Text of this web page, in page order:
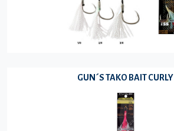
GUN´S TAKO BAIT CURLY